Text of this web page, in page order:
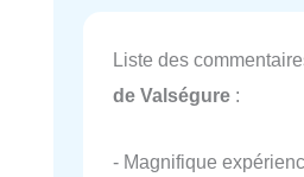
Liste des
de Valségure :
- Magnifique